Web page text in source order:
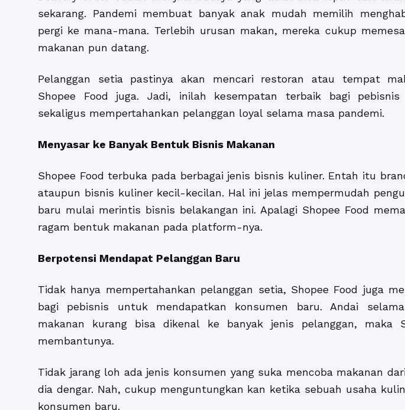
sekarang. Pandemi membuat banyak anak mudah memilih
pergi ke mana-mana. Terlebih urusan makan, mereka cukup
makanan pun datang.
Pelanggan setia pastinya akan mencari restoran atau tempat
Shopee Food juga. Jadi, inilah kesempatan terbaik bagi pebisnis
sekaligus mempertahankan pelanggan loyal selama masa pandemi.
Menyasar ke Banyak Bentuk Bisnis Makanan
Shopee Food terbuka pada berbagai jenis bisnis kuliner. Entah itu
ataupun bisnis kuliner kecil-kecilan. Hal ini jelas mempermudah
baru mulai merintis bisnis belakangan ini. Apalagi Shopee Food
ragam bentuk makanan pada platform-nya.
Berpotensi Mendapat Pelanggan Baru
Tidak hanya mempertahankan pelanggan setia, Shopee Food juga
bagi pebisnis untuk mendapatkan konsumen baru. Andai
makanan kurang bisa dikenal ke banyak jenis pelanggan, maka
membantunya.
Tidak jarang loh ada jenis konsumen yang suka mencoba makanan
dia dengar. Nah, cukup menguntungkan kan ketika sebuah usaha
konsumen baru.